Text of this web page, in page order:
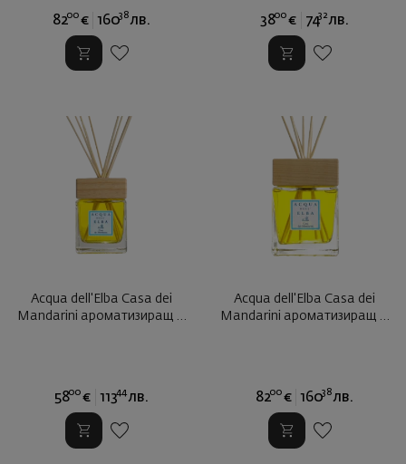
8200 € 16038 лв. 3800 € 7432 лв.
Acqua dell'Elba Casa dei
Mandarini ароматизиращ ...
5800 € 11344 лв.
Acqua dell'Elba Casa dei
Mandarini ароматизиращ ...
8200 € 16038 лв.